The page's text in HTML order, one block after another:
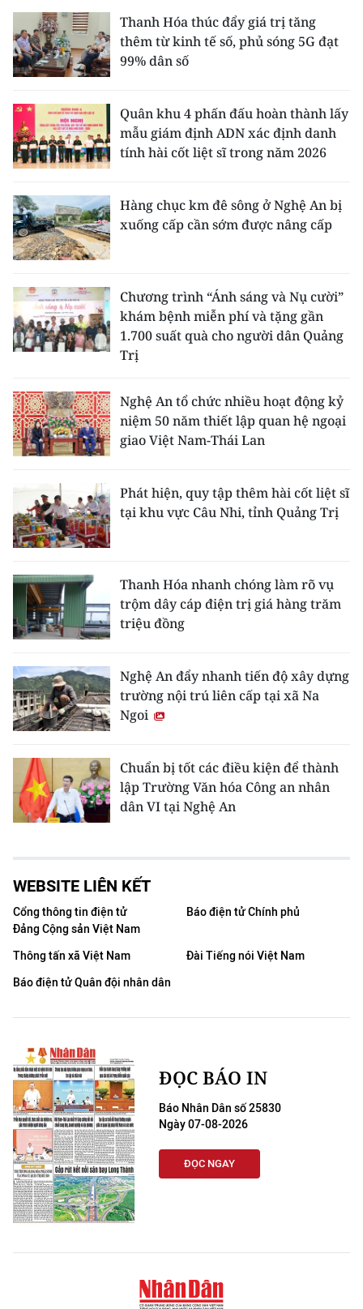
Thanh Hóa thúc đẩy giá trị tăng
thêm từ kinh tế số, phủ sóng 5G đạt
99% dân số
Quân khu 4 phấn đấu hoàn thành lấy
mẫu giám định ADN xác định danh
tính hài cốt liệt sĩ trong năm 2026
Hàng chục km đê sông ở Nghệ An bị
xuống cấp cần sớm được nâng cấp
Chương trình “Ánh sáng và Nụ cười”
khám bệnh miễn phí và tặng gần
1.700 suất quà cho người dân Quảng
Trị
Nghệ An tổ chức nhiều hoạt động kỷ
niệm 50 năm thiết lập quan hệ ngoại
giao Việt Nam-Thái Lan
Phát hiện, quy tập thêm hài cốt liệt sĩ
tại khu vực Câu Nhi, tỉnh Quảng Trị
Thanh Hóa nhanh chóng làm rõ vụ
trộm dây cáp điện trị giá hàng trăm
triệu đồng
Nghệ An đẩy nhanh tiến độ xây dựng
trường nội trú liên cấp tại xã Na
Ngoi
Chuẩn bị tốt các điều kiện để thành
lập Trường Văn hóa Công an nhân
dân VI tại Nghệ An
WEBSITE LIÊN KẾT
Cổng thông tin điện tử
Đảng Cộng sản Việt Nam
Báo điện tử Chính phủ
Thông tấn xã Việt Nam
Đài Tiếng nói Việt Nam
Báo điện tử Quân đội nhân dân
ĐỌC BÁO IN
Báo Nhân Dân số 25830
Ngày 07-08-2026
ĐỌC NGAY